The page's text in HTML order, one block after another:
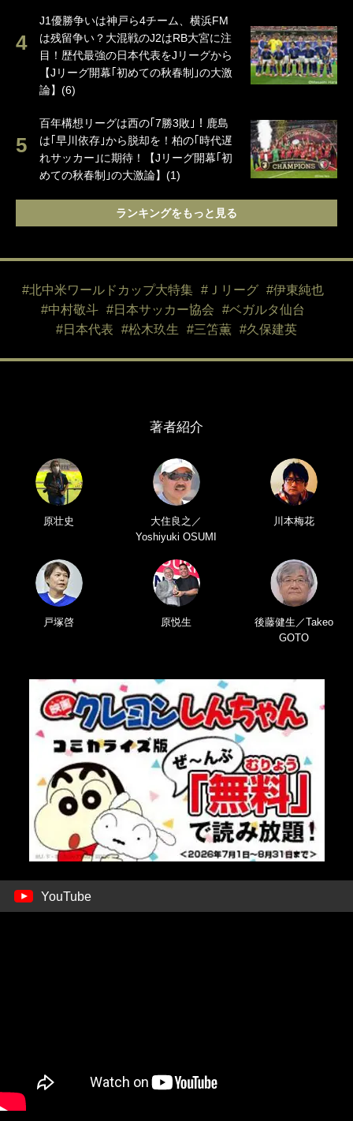
J1優勝争いは神戸ら4チーム、横浜FM
は残留争い？大混戦のJ2はRB大宮に注
目！歴代最強の日本代表をJリーグから
【Jリーグ開幕｢初めての秋春制｣の大激
論】(6)
百年構想リーグは西の｢7勝3敗｣！鹿島
は｢早川依存｣から脱却を！柏の｢時代遅
れサッカー｣に期待！【Jリーグ開幕｢初
めての秋春制｣の大激論】(1)
ランキングをもっと見る
#北中米ワールドカップ大特集 #Ｊリーグ
#伊東純也
#中村敬斗
#日本サッカー協会
#ベガルタ仙台
#日本代表
#松木玖生 #三笘薫 #久保建英
著者紹介
原壮史
大住良之／
Yoshiyuki OSUMI
川本梅花
戸塚啓 原悦生
後藤健生／Takeo
GOTO
YouTube